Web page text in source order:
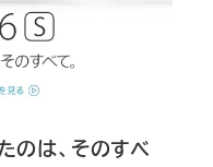
のは、そのすべ